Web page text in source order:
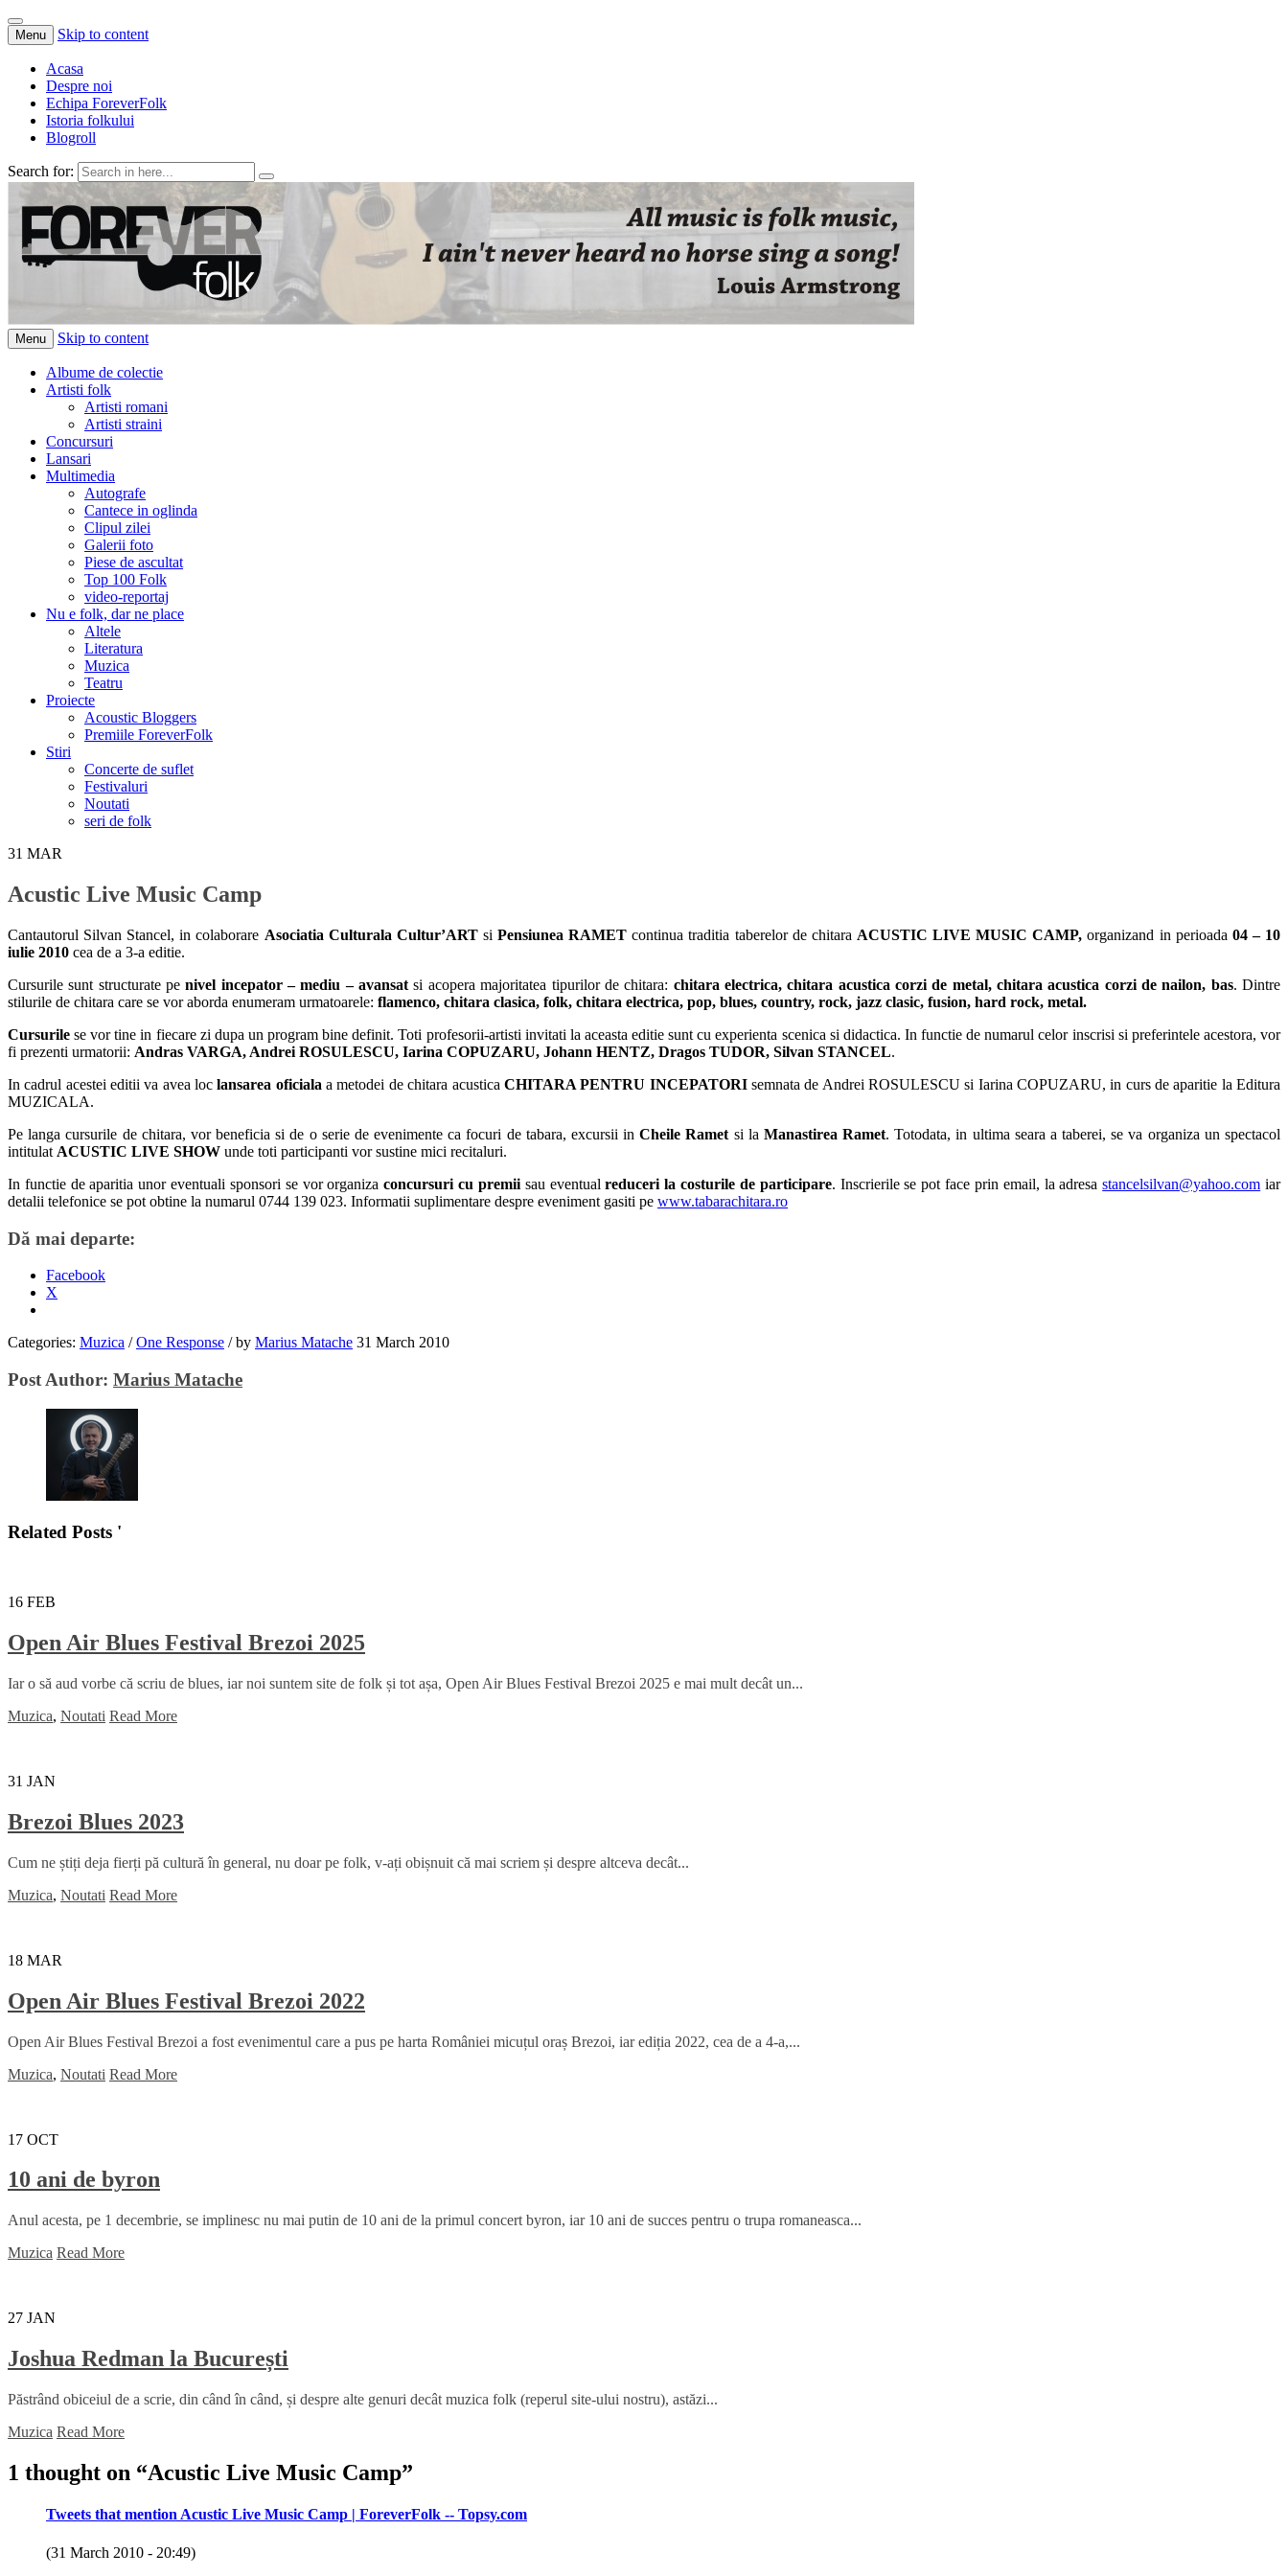
Menu Skip to content
Acasa
Despre noi
Echipa ForeverFolk
Istoria folkului
Blogroll
Search for:
ForeverFolk
Muzica sufletului tau
Menu Skip to content
Albume de colectie
Artisti folk
Artisti romani
Artisti straini
Concursuri
Lansari
Multimedia
Autografe
Cantece in oglinda
Clipul zilei
Galerii foto
Piese de ascultat
Top 100 Folk
video-reportaj
Nu e folk, dar ne place
Altele
Literatura
Muzica
Teatru
Proiecte
Acoustic Bloggers
Premiile ForeverFolk
Stiri
Concerte de suflet
Festivaluri
Noutati
seri de folk
31 MAR
Acustic Live Music Camp
Cantautorul Silvan Stancel, in colaborare Asociatia Culturala Cultur’ARTsiPensiunea RAMETcontinua traditia taberelor de chitara ACUSTIC LIVE MUSIC CAMP,organizand in perioada 04 – 10
iulie 2010 cea de a 3-a editie.
Cursurile sunt structurate penivel incepator – mediu – avansat si acopera majoritatea tipurilor de chitara: chitara electrica, chitara acustica corzi de metal, chitara acustica corzi de nailon, bas. Dintre
stilurile de chitara care se vor aborda enumeram urmatoarele: flamenco, chitara clasica, folk, chitara electrica, pop, blues, country, rock, jazz clasic, fusion, hard rock, metal.
Cursurile se vor tine in fiecare zi dupa un program bine definit. Toti profesorii-artisti invitati la aceasta editie sunt cu experienta scenica si didactica. In functie de numarul celor inscrisi si preferintele acestora, vor
fi prezenti urmatorii: Andras VARGA, Andrei ROSULESCU, Iarina COPUZARU, Johann HENTZ, Dragos TUDOR, Silvan STANCEL.
In cadrul acestei editii va avea loclansarea oficiala a metodei de chitara acustica CHITARA PENTRU INCEPATORIsemnata de Andrei ROSULESCU si Iarina COPUZARU, in curs de aparitie la Editura
MUZICALA.
Pe langa cursurile de chitara, vor beneficia si de o serie de evenimente ca focuri de tabara, excursii inCheile Ramet si la Manastirea Ramet. Totodata, in ultima seara a taberei, se va organiza un spectacol
intitulat ACUSTIC LIVE SHOW unde toti participanti vor sustine mici recitaluri.
In functie de aparitia unor eventuali sponsori se vor organizaconcursuri cu premiisau eventualreduceri la costurile de participare. Inscrierile se pot face prin email, la adresastancelsilvan@yahoo.com iar
detalii telefonice se pot obtine la numarul 0744 139 023. Informatii suplimentare despre eveniment gasiti pe www.tabarachitara.ro
Dă mai departe:
Facebook
X
Categories: Muzica / One Response /by Marius Matache 31 March 2010
Post Author: Marius Matache
Related Posts '
16 FEB
Open Air Blues Festival Brezoi 2025
Iar o să aud vorbe că scriu de blues, iar noi suntem site de folk și tot așa, Open Air Blues Festival Brezoi 2025 e mai mult decât un...
Muzica, Noutati Read More
31 JAN
Brezoi Blues 2023
Cum ne știți deja fierți pă cultură în general, nu doar pe folk, v-ați obișnuit că mai scriem și despre altceva decât...
Muzica, Noutati Read More
18 MAR
Open Air Blues Festival Brezoi 2022
Open Air Blues Festival Brezoi a fost evenimentul care a pus pe harta României micuțul oraș Brezoi, iar ediția 2022, cea de a 4-a,...
Muzica, Noutati Read More
17 OCT
10 ani de byron
Anul acesta, pe 1 decembrie, se implinesc nu mai putin de 10 ani de la primul concert byron, iar 10 ani de succes pentru o trupa romaneasca...
Muzica Read More
27 JAN
Joshua Redman la București
Păstrând obiceiul de a scrie, din când în când, și despre alte genuri decât muzica folk (reperul site-ului nostru), astăzi...
Muzica Read More
1 thought on “Acustic Live Music Camp”
Tweets that mention Acustic Live Music Camp | ForeverFolk -- Topsy.com
(31 March 2010 - 20:49)